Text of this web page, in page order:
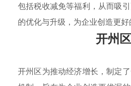
包括税收减免等福利，从而吸
的优化与升级，为企业创造更好
开州
开州区为推动经济增长，制定